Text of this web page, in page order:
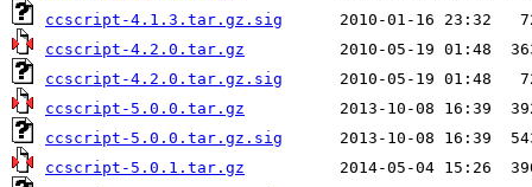
ccscript-4.1.3.tar.gz.sig
ccscript-4.2.0.tar.gz
ccscript-4.2.0.tar.gz.sig
ccscript-5.0.0.tar.gz
ccscript-5.0.0.tar.gz.sig
ccscript-5.0.1.tar.gz